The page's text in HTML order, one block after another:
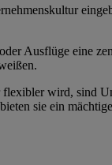
Ausflüge eine
wird, sind
sie ein